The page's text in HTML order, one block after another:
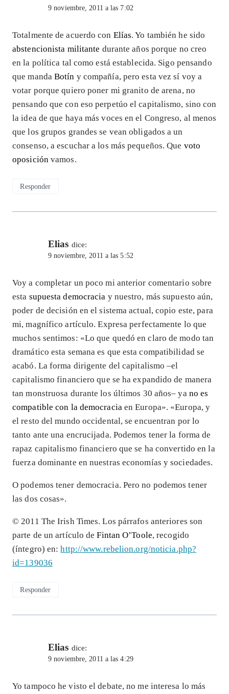
9 noviembre, 2011 a las 7:02
Totalmente de acuerdo con Elías. Yo también he sido
abstencionista militante durante años porque no creo
en la política tal como está establecida. Sigo pensando
que mandaBotín y compañía, pero esta vez sí voy a
votar porque quiero poner mi granito de arena, no
pensando que con eso perpetúo el capitalismo, sino con
la idea de que haya más voces en el Congreso, al menos
que los grupos grandes se vean obligados a un
consenso, a escuchar a los más pequeños. Que voto
oposiciónvamos.
Responder
Elias dice:
9 noviembre, 2011 a las 5:52
Voy a completar un poco mi anterior comentario sobre
esta supuesta democracia y nuestro, más supuesto aún,
poder de decisión en el sistema actual, copio este, para
mi, magnífico artículo. Expresa perfectamente lo que
muchos sentimos: «Lo que quedó en claro de modo tan
dramático esta semana es que esta compatibilidad se
acabó. La forma dirigente del capitalismo –el
capitalismo financiero que se ha expandido de manera
tan monstruosa durante los últimos 30 años– ya no es
compatible con la democraciaen Europa». «Europa, y
el resto del mundo occidental, se encuentran por lo
tanto ante una encrucijada. Podemos tener la forma de
rapaz capitalismo financiero que se ha convertido en la
fuerza dominante en nuestras economías y sociedades.
O podemos tener democracia. Pero no podemos tener
las dos cosas».
© 2011 The Irish Times. Los párrafos anteriores son
parte de un artículo deFintan O’Toole, recogido
(íntegro) en:http://www.rebelion.org/noticia.php?
id=139036
Responder
Elias dice:
9 noviembre, 2011 a las 4:29
Yo tampoco he visto el debate, no me interesa lo más